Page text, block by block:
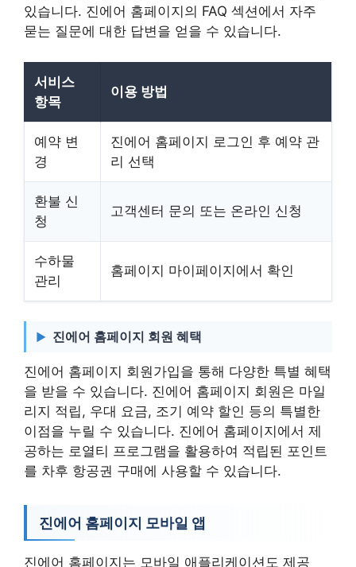
있습니다. 진에어 홈페이지의 FAQ 섹션에서 자주
묻는 질문에 대한 답변을 얻을 수 있습니다.
서비스
항목
이용 방법
예약 변
경
진에어 홈페이지 로그인 후 예약 관
리 선택
환불 신
청
고객센터 문의 또는 온라인 신청
수하물
관리
홈페이지 마이페이지에서 확인
진에어 홈페이지 회원 혜택
진에어 홈페이지 회원가입을 통해 다양한 특별 혜택
을 받을 수 있습니다. 진에어 홈페이지 회원은 마일
리지 적립, 우대 요금, 조기 예약 할인 등의 특별한
이점을 누릴 수 있습니다. 진에어 홈페이지에서 제
공하는 로열티 프로그램을 활용하여 적립된 포인트
를 차후 항공권 구매에 사용할 수 있습니다.
진에어 홈페이지 모바일 앱
진에어 홈페이지는 모바일 애플리케이션도 제공